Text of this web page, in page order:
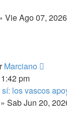
Vie Ago 07,
Marciano
pm
los vascos
» Sab Jun 20,